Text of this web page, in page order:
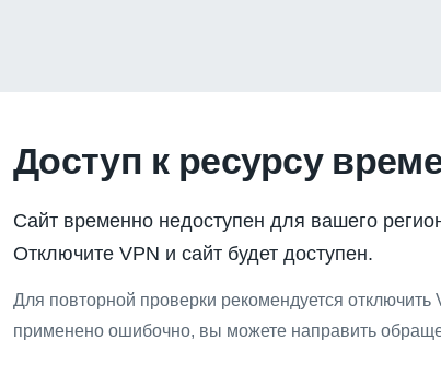
Доступ к ресурсу
Сайт временно недоступен для вашего
Отключите VPN и сайт будет доступен.
Для повторной проверки рекомендуется
применено ошибочно, вы можете направить